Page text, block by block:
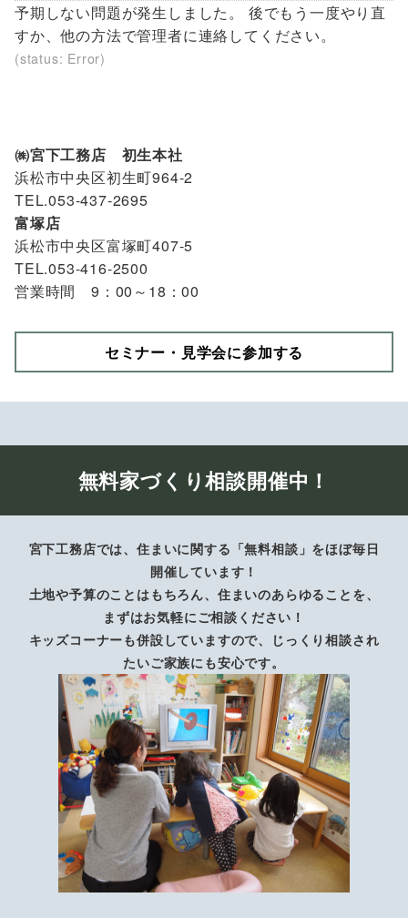
予期しない問題が発生しました。 後でもう一度やり直
すか、他の方法で管理者に連絡してください。
(status: Error)
㈱宮下工務店 初生本社
浜松市中央区初生町964-2
TEL.053-437-2695
富塚店
浜松市中央区富塚町407-5
TEL.053-416-2500
営業時間 9：00～18：00
セミナー・見学会に参加する
無料家づくり相談開催中！
宮下工務店では、住まいに関する「無料相談」をほぼ毎日
開催しています！
土地や予算のことはもちろん、住まいのあらゆることを、
まずはお気軽にご相談ください！
キッズコーナーも併設していますので、じっくり相談され
たいご家族にも安心です。